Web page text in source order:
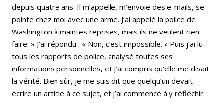
depuis quatre ans. Il m’appelle, m’envoie des e-mails, se
pointe chez moi avec une arme. J’ai appelé la police de
Washington à maintes reprises, mais ils ne veulent rien
faire. » J’ai répondu : « Non, c’est impossible. » Puis j’ai lu
tous les rapports de police, analysé toutes ses
informations personnelles, et j’ai compris qu’elle me disait
la vérité. Bien sûr, je me suis dit que quelqu’un devait
écrire un article à ce sujet, et j’ai commencé à y réfléchir.